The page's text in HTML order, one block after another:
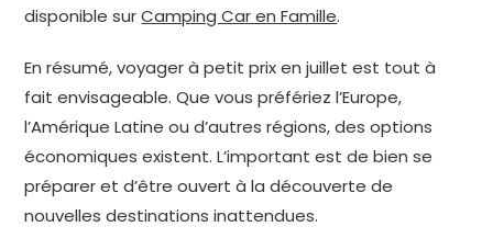
disponible surCamping Car en Famille.
En résumé, voyager à petit prix en juillet est tout à
fait envisageable. Que vous préfériez l’Europe,
l’Amérique Latine ou d’autres régions, des options
économiques existent. L’important est de bien se
préparer et d’être ouvert à la découverte de
nouvelles destinations inattendues.